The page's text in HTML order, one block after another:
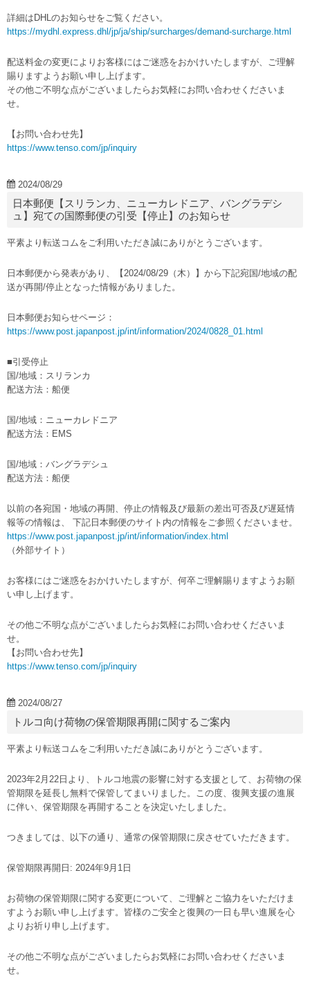
詳細はDHLのお知らせをご覧ください。
https://mydhl.express.dhl/jp/ja/ship/surcharges/demand-surcharge.html
配送料金の変更によりお客様にはご迷惑をおかけいたしますが、ご理解
賜りますようお願い申し上げます。
その他ご不明な点がございましたらお気軽にお問い合わせくださいま
せ。
【お問い合わせ先】
https://www.tenso.com/jp/inquiry
2024/08/29
日本郵便【スリランカ、ニューカレドニア、バングラデシ
ュ】宛ての国際郵便の引受【停止】のお知らせ
平素より転送コムをご利用いただき誠にありがとうございます。
日本郵便から発表があり、【2024/08/29（木）】から下記宛国/地域の配
送が再開/停止となった情報がありました。
日本郵便お知らせページ：
https://www.post.japanpost.jp/int/information/2024/0828_01.html
■引受停止
国/地域：スリランカ
配送方法：船便
国/地域：ニューカレドニア
配送方法：EMS
国/地域：バングラデシュ
配送方法：船便
以前の各宛国・地域の再開、停止の情報及び最新の差出可否及び遅延情
報等の情報は、 下記日本郵便のサイト内の情報をご参照くださいませ。
https://www.post.japanpost.jp/int/information/index.html
（外部サイト）
お客様にはご迷惑をおかけいたしますが、何卒ご理解賜りますようお願
い申し上げます。
その他ご不明な点がございましたらお気軽にお問い合わせくださいま
せ。
【お問い合わせ先】
https://www.tenso.com/jp/inquiry
2024/08/27
トルコ向け荷物の保管期限再開に関するご案内
平素より転送コムをご利用いただき誠にありがとうございます。
2023年2月22日より、トルコ地震の影響に対する支援として、お荷物の保
管期限を延長し無料で保管してまいりました。この度、復興支援の進展
に伴い、保管期限を再開することを決定いたしました。
つきましては、以下の通り、通常の保管期限に戻させていただきます。
保管期限再開日: 2024年9月1日
お荷物の保管期限に関する変更について、ご理解とご協力をいただけま
すようお願い申し上げます。皆様のご安全と復興の一日も早い進展を心
よりお祈り申し上げます。
その他ご不明な点がございましたらお気軽にお問い合わせくださいま
せ。